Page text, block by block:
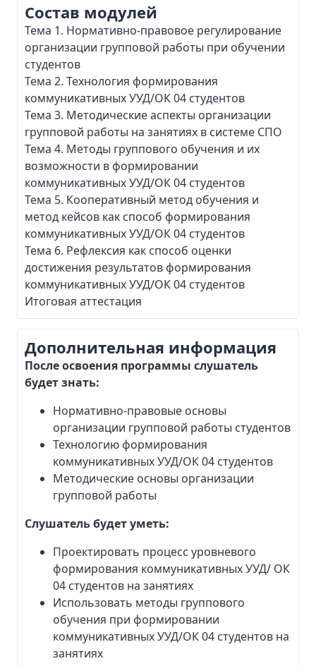
Состав модулей
Тема 1. Нормативно-правовое регулирование
организации групповой работы при обучении
студентов
Тема 2. Технология формирования
коммуникативных УУД/ОК 04 студентов
Тема 3. Методические аспекты организации
групповой работы на занятиях в системе СПО
Тема 4. Методы группового обучения и их
возможности в формировании
коммуникативных УУД/ОК 04 студентов
Тема 5. Кооперативный метод обучения и
метод кейсов как способ формирования
коммуникативных УУД/ОК 04 студентов
Тема 6. Рефлексия как способ оценки
достижения результатов формирования
коммуникативных УУД/ОК 04 студентов
Итоговая аттестация
Дополнительная информация
После освоения программы слушатель
будет знать:
Нормативно-правовые основы
организации групповой работы студентов
Технологию формирования
коммуникативных УУД/ОК 04 студентов
Методические основы организации
групповой работы
Слушатель будет уметь:
Проектировать процесс уровневого
формирования коммуникативных УУД/ ОК
04 студентов на занятиях
Использовать методы группового
обучения при формировании
коммуникативных УУД/ОК 04 студентов на
занятиях